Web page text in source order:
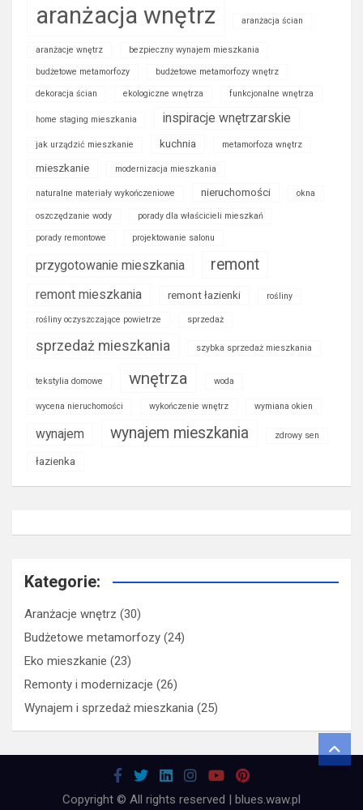
aranżacja wnętrz aranżacja ścian
aranżacje wnętrz bezpieczny wynajem mieszkania
budżetowe metamorfozy budżetowe metamorfozy wnętrz
dekoracja ścian ekologiczne wnętrza funkcjonalne wnętrza
home staging mieszkania inspiracje wnętrzarskie
jak urządzić mieszkanie kuchnia metamorfoza wnętrz
mieszkanie modernizacja mieszkania
naturalne materiały wykończeniowe nieruchomości okna
oszczędzanie wody porady dla właścicieli mieszkań
porady remontowe projektowanie salonu
przygotowanie mieszkania remont
remont mieszkania remont łazienki rośliny
rośliny oczyszczające powietrze sprzedaż
sprzedaż mieszkania szybka sprzedaż mieszkania
tekstylia domowe wnętrza woda
wycena nieruchomości wykończenie wnętrz wymiana okien
wynajem wynajem mieszkania zdrowy sen
łazienka
Kategorie:
Aranżacje wnętrz (30)
Budżetowe metamorfozy (24)
Eko mieszkanie (23)
Remonty i modernizacje (26)
Wynajem i sprzedaż mieszkania (25)
Copyright © All rights reserved | blues.waw.pl